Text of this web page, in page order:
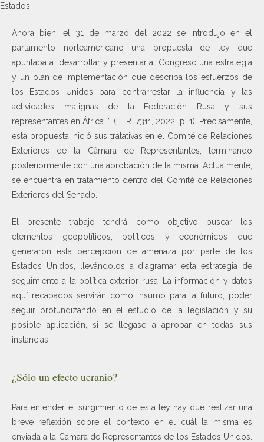
Estados.
Ahora bien, el 31 de marzo del 2022 se introdujo en el
parlamento norteamericano una propuesta de ley que
apuntaba a “desarrollar y presentar al Congreso una estrategia
y un plan de implementación que describa los esfuerzos de
los Estados Unidos para contrarrestar la influencia y las
actividades malignas de la Federación Rusa y sus
representantes en África…” (H. R. 7311, 2022, p. 1). Precisamente,
esta propuesta inició sus tratativas en el Comité de Relaciones
Exteriores de la Cámara de Representantes, terminando
posteriormente con una aprobación de la misma. Actualmente,
se encuentra en tratamiento dentro del Comité de Relaciones
Exteriores del Senado.
El presente trabajo tendrá como objetivo buscar los
elementos geopolíticos, políticos y económicos que
generaron esta percepción de amenaza por parte de los
Estados Unidos, llevándolos a diagramar esta estrategia de
seguimiento a la política exterior rusa. La información y datos
aquí recabados servirán como insumo para, a futuro, poder
seguir profundizando en el estudio de la legislación y su
posible aplicación, si se llegase a aprobar en todas sus
instancias.
¿Sólo un efecto ucranio?
Para entender el surgimiento de esta ley hay que realizar una
breve reflexión sobre el contexto en el cuál la misma es
enviada a la Cámara de Representantes de los Estados Unidos.